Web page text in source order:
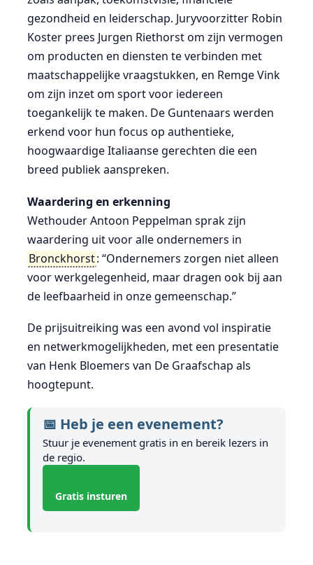
gezondheid en leiderschap. Juryvoorzitter Robin
Koster prees Jurgen Riethorst om zijn vermogen
om producten en diensten te verbinden met
maatschappelijke vraagstukken, en Remge Vink
om zijn inzet om sport voor iedereen
toegankelijk te maken. De Guntenaars werden
erkend voor hun focus op authentieke,
hoogwaardige Italiaanse gerechten die een
breed publiek aanspreken.
Waardering en erkenning
Wethouder Antoon Peppelman sprak zijn
waardering uit voor alle ondernemers in
Bronckhorst: “Ondernemers zorgen niet alleen
voor werkgelegenheid, maar dragen ook bij aan
de leefbaarheid in onze gemeenschap.”
De prijsuitreiking was een avond vol inspiratie
en netwerkmogelijkheden, met een presentatie
van Henk Bloemers van De Graafschap als
hoogtepunt.
📅 Heb je een evenement?
Stuur je evenement gratis in en bereik lezers in
de regio.
Gratis insturen